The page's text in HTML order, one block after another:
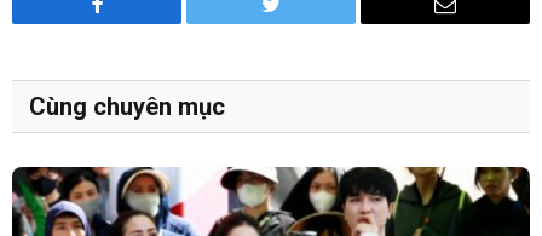
Facebook Twitter Email
Cùng chuyên mục